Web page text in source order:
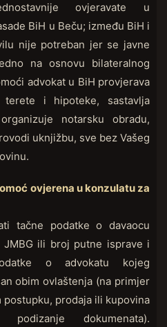
ovjeravate u
BiH u Beču; između BiH i
nije potreban jer se javne
na osnovu bilateralnog
advokat u BiH provjerava
terete i hipoteke, sastavlja
notarsku obradu,
uknjižbu, sve bez Vašeg
ovjerena u konzulatu za
tačne podatke o davaocu
JMBG ili broj putne isprave i
o advokatu kojeg
obim ovlaštenja (na primjer
prodaja ili kupovina
podizanje dokumenata).